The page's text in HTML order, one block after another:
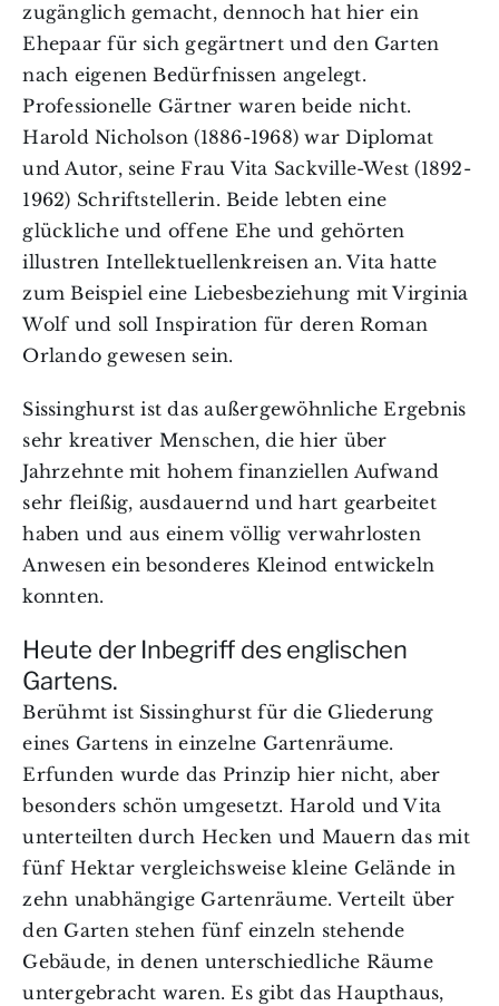
zugänglich gemacht, dennoch hat hier ein
Ehepaar für sich gegärtnert und den Garten
nach eigenen Bedürfnissen angelegt.
Professionelle Gärtner waren beide nicht.
Harold Nicholson (1886-1968) war Diplomat
und Autor, seine Frau Vita Sackville-West (1892-
1962) Schriftstellerin. Beide lebten eine
glückliche und offene Ehe und gehörten
illustren Intellektuellenkreisen an. Vita hatte
zum Beispiel eine Liebesbeziehung mit Virginia
Wolf und soll Inspiration für deren Roman
Orlando gewesen sein.
Sissinghurst ist das außergewöhnliche Ergebnis
sehr kreativer Menschen, die hier über
Jahrzehnte mit hohem finanziellen Aufwand
sehr fleißig, ausdauernd und hart gearbeitet
haben und aus einem völlig verwahrlosten
Anwesen ein besonderes Kleinod entwickeln
konnten.
Heute der Inbegriff des englischen
Gartens.
Berühmt ist Sissinghurst für die Gliederung
eines Gartens in einzelne Gartenräume.
Erfunden wurde das Prinzip hier nicht, aber
besonders schön umgesetzt. Harold und Vita
unterteilten durch Hecken und Mauern das mit
fünf Hektar vergleichsweise kleine Gelände in
zehn unabhängige Gartenräume. Verteilt über
den Garten stehen fünf einzeln stehende
Gebäude, in denen unterschiedliche Räume
untergebracht waren. Es gibt das Haupthaus,